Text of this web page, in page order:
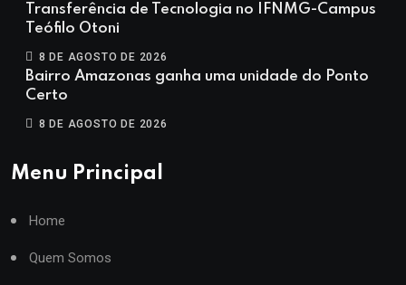
Transferência de Tecnologia no IFNMG-Campus
Teófilo Otoni
8 DE AGOSTO DE 2026
Bairro Amazonas ganha uma unidade do Ponto
Certo
8 DE AGOSTO DE 2026
Menu Principal
Home
Quem Somos